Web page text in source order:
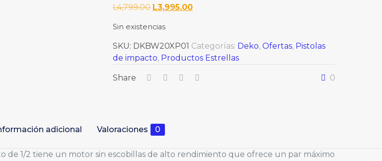
L4,799.00 El
original
era:
L4,799.00.
L3,995.00El
es:
L3,995.00.
Sin existencias
SKU: DKBW20XP01 Categorías: Deko, Ofertas, Pistolas
de impacto, Productos Estrellas
Share 0
adicional Valoraciones 0
de 1/2 tiene un motor sin escobillas de alto rendimiento que ofrece un par máximo